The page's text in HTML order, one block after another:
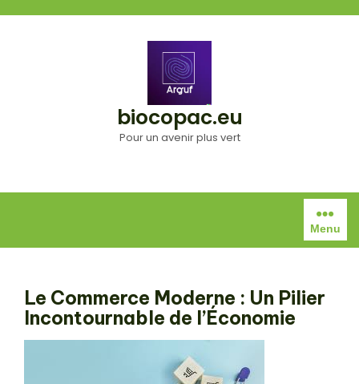
biocopac.eu
Pour un avenir plus vert
Menu
Le Commerce Moderne : Un Pilier
Incontournable de l’Économie